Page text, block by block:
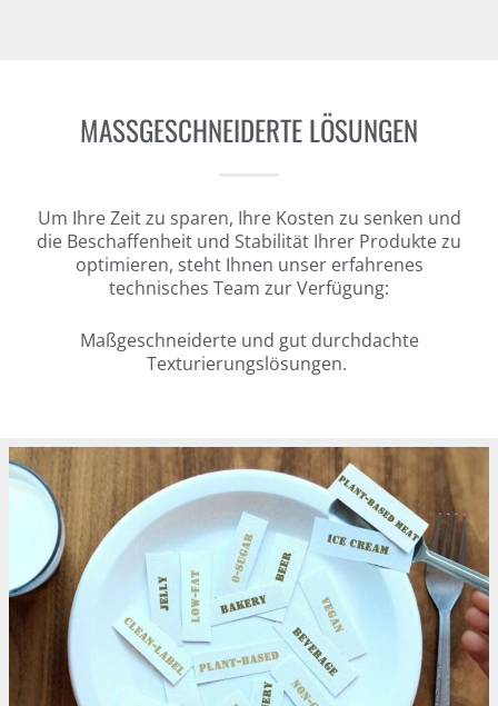
MASSGESCHNEIDERTE LÖSUNGEN
Um Ihre Zeit zu sparen, Ihre Kosten zu senken und
die Beschaffenheit und Stabilität Ihrer Produkte zu
optimieren, steht Ihnen unser erfahrenes
technisches Team zur Verfügung:
Maßgeschneiderte und gut durchdachte
Texturierungslösungen.